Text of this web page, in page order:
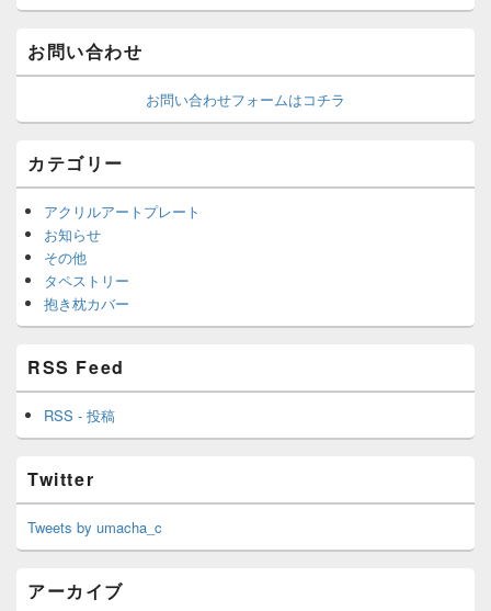
お問い合わせ
お問い合わせフォームはコチラ
カテゴリー
アクリルアートプレート
お知らせ
その他
タペストリー
抱き枕カバー
RSS Feed
RSS - 投稿
Twitter
Tweets by umacha_c
アーカイブ